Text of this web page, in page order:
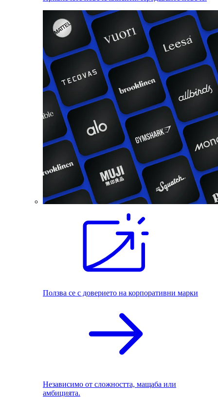
Ползва се с доверието на корпоративни марки
Независимо от сложността, мащаба или
амбицията.